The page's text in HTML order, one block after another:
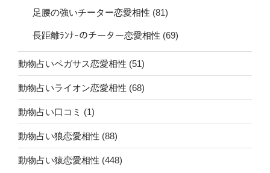
足腰の強いチーター恋愛相性 (81)
長距離ﾗﾝﾅｰのチーター恋愛相性 (69)
動物占いペガサス恋愛相性 (51)
動物占いライオン恋愛相性 (68)
動物占い口コミ (1)
動物占い狼恋愛相性 (88)
動物占い猿恋愛相性 (448)